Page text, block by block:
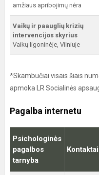
amžiaus apribojimų nėra
Vaikų ir paauglių krizių
intervencijos skyrius
Vaikų ligoninėje, Vilniuje
*Skambučiai visais šiais
apmoka LR Socialinės
Pagalba internetu
Psichologinės
pagalbos
tarnyba
Kontaktai